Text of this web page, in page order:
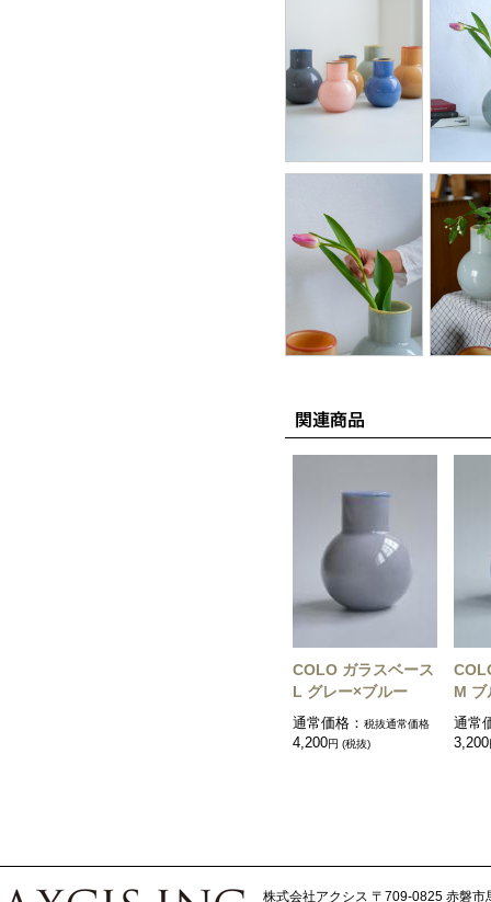
COLO ガラスベース
L グレー×ブルー
通常価格： 税抜通常価格
4,200円 (税抜)
M ブ
通常
3,200
株式会社アクシス 〒709-0825 赤磐市